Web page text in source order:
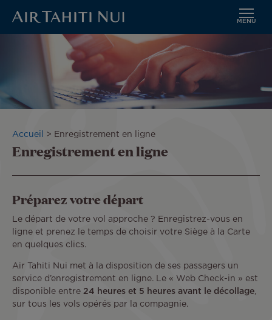
MENU
Fil
d'Ariane
Accueil Enregistrement en ligne
Enregistrement en ligne
Préparez votre départ
Le départ de votre vol approche ? Enregistrez-vous en
ligne et prenez le temps de choisir votre Siège à la Carte
en quelques clics.
Air Tahiti Nui met à la disposition de ses passagers un
service d’enregistrement en ligne. Le « Web Check-in » est
disponible entre 24 heures et 5 heures avant le décollage
sur tous les vols opérés par la compagnie.